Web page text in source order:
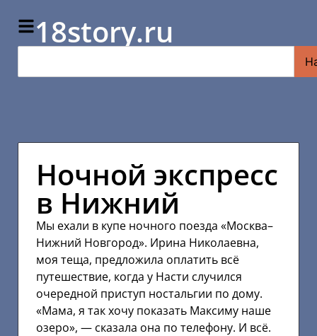
18story.ru
Ночной экспресс
в Нижний
Мы ехали в купе ночного поезда «Москва–
Нижний Новгород». Ирина Николаевна,
моя теща, предложила оплатить всё
путешествие, когда у Насти случился
очередной приступ ностальгии по дому.
«Мама, я так хочу показать Максиму наше
озеро», — сказала она по телефону. И всё.